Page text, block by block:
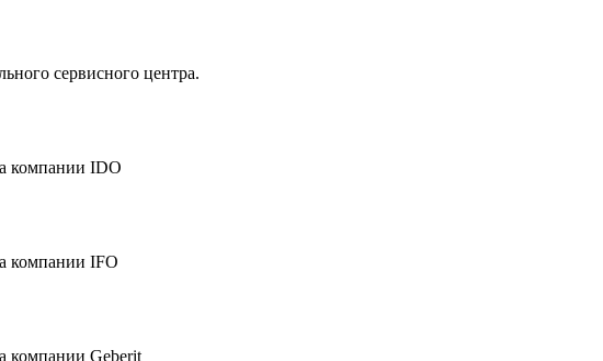
сервисного центра.
компании IDO
компании IFO
компании Geberit